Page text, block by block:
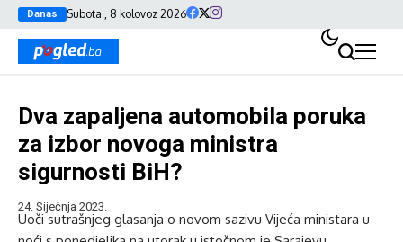
Danas Subota , 8 kolovoz 2026
Dva zapaljena automobila poruka
za izbor novoga ministra
sigurnosti BiH?
24. Siječnja 2023.
Uoči sutrašnjeg glasanja o novom sazivu Vijeća ministara u